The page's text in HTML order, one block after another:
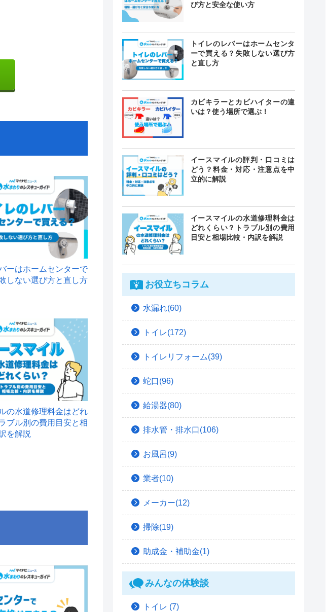
ーはホームセンターで
しない選び方と直し方
の水道修理料金はどれ
ブル別の費用目安と相
を解説
び方と安全な使い方
トイレのレバーはホームセンタ
ーで買える？失敗しない選び方
と直し方
カビキラーとカビハイターの違
いは？使う場所で選ぶ！
イースマイルの評判・口コミは
どう？料金・対応・注意点を中
立的に解説
イースマイルの水道修理料金は
どれくらい？トラブル別の費用
目安と相場比較・内訳を解説
お役立ちコラム
水漏れ(60)
トイレ(172)
トイレリフォーム(39)
蛇口(96)
給湯器(80)
排水管・排水口(106)
お風呂(9)
業者(10)
メーカー(12)
掃除(19)
助成金・補助金(1)
みんなの体験談
トイレ (7)